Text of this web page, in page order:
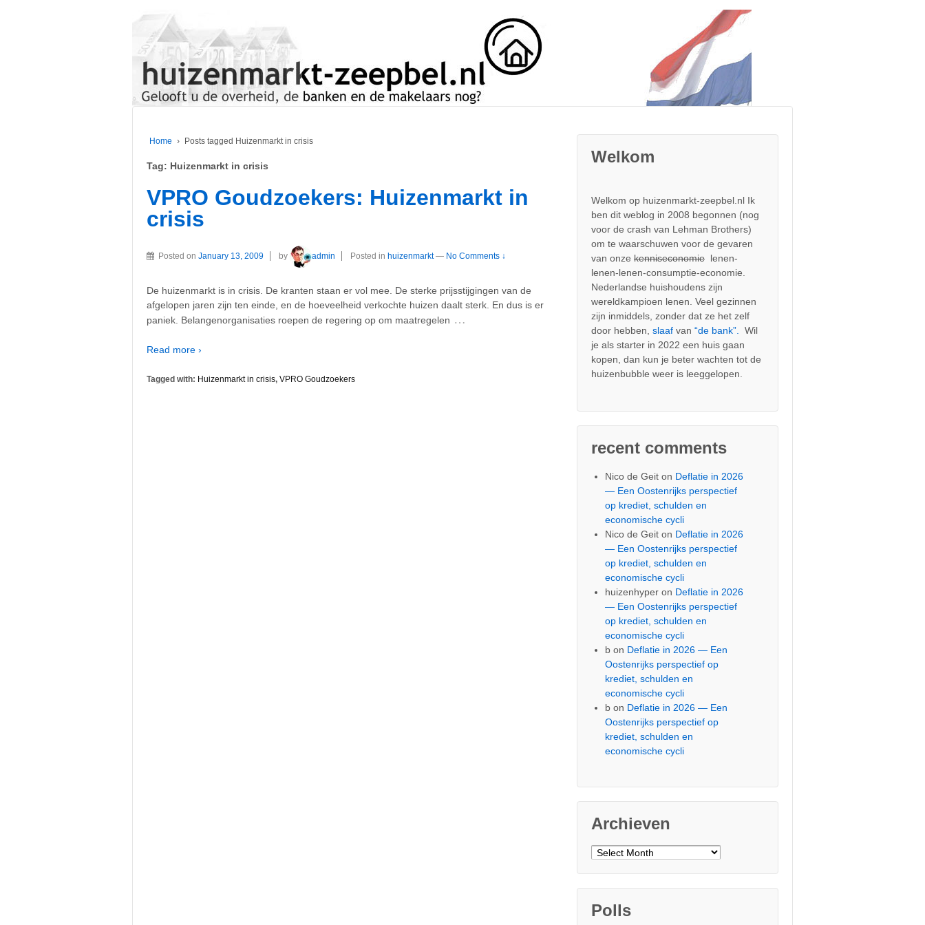
Home › Posts tagged Huizenmarkt in crisis
Tag: Huizenmarkt in crisis
VPRO Goudzoekers: Huizenmarkt in
crisis
Posted on January 13, 2009 by admin Posted in huizenmarkt — No Comments ↓
De huizenmarkt is in crisis. De kranten staan er vol mee. De sterke prijsstijgingen van de
afgelopen jaren zijn ten einde, en de hoeveelheid verkochte huizen daalt sterk. En dus is er
paniek. Belangenorganisaties roepen de regering op om maatregelen …
Read more ›
Tagged with: Huizenmarkt in crisis, VPRO Goudzoekers
Welkom
Welkom op huizenmarkt-zeepbel.nl Ik
ben dit weblog in 2008 begonnen (nog
voor de crash van Lehman Brothers)
om te waarschuwen voor de gevaren
van onzekenniseconomie lenen-
lenen-lenen-consumptie-economie.
Nederlandse huishoudens zijn
wereldkampioen lenen. Veel gezinnen
zijn inmiddels, zonder dat ze het zelf
door hebben,slaaf van“de bank”. Wil
je als starter in 2022 een huis gaan
kopen, dan kun je beter wachten tot de
huizenbubble weer is leeggelopen.
recent comments
Nico de Geit on Deflatie in 2026
— Een Oostenrijks perspectief
op krediet, schulden en
economische cycli
Nico de Geit on Deflatie in 2026
— Een Oostenrijks perspectief
op krediet, schulden en
economische cycli
huizenhyper on Deflatie in 2026
— Een Oostenrijks perspectief
op krediet, schulden en
economische cycli
b on Deflatie in 2026 — Een
Oostenrijks perspectief op
krediet, schulden en
economische cycli
b on Deflatie in 2026 — Een
Oostenrijks perspectief op
krediet, schulden en
economische cycli
Archieven
Archieven
Polls